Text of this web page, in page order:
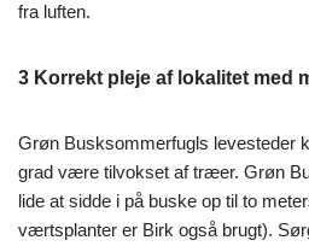
fra luften.
3 Korrekt pleje af lokalitet med
Grøn Busksommerfugls levesteder
grad være tilvokset af træer. Grøn
lide at sidde i på buske op til to
værtsplanter er Birk også brugt).